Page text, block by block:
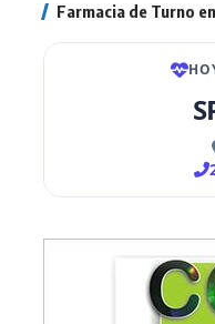
Farmacia de Turno